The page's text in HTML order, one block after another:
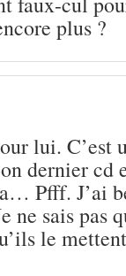
plus ?
lui. C’est
dernier cd
Pfff. J’ai
ne sais
le